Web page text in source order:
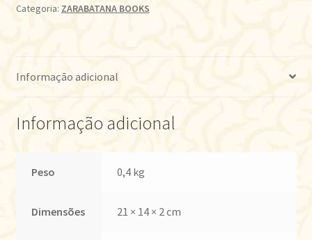
Categoria: ZARABATANA BOOKS
Informação adicional
Informação adicional
Peso 0,4 kg
Dimensões 21 × 14 × 2 cm